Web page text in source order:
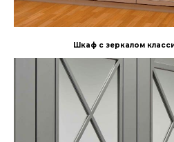
Шкаф с зеркалом